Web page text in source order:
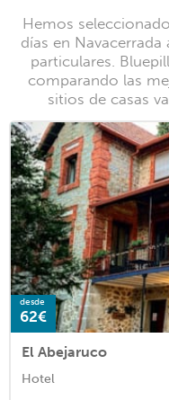
Hemos
días en
particulares.
comparando las
sitios de casas
desde
62€
El Abejaruco
Hotel